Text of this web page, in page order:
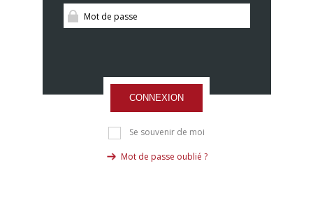
CONNEXION
Se souvenir de moi
Mot de passe oublié ?